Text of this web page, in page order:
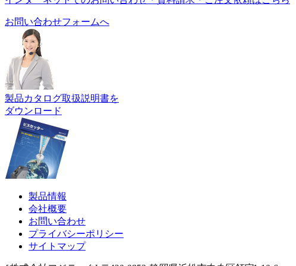
お問い合わせフォームへ
製品カタログ取扱説明書を
ダウンロード
製品情報
会社概要
お問い合わせ
プライバシーポリシー
サイトマップ